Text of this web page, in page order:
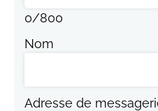
0/800
Nom
Adresse de